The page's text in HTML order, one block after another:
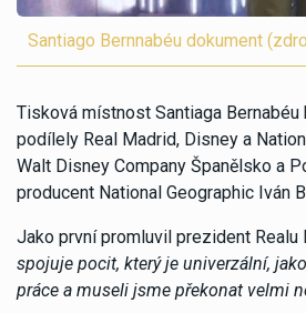
Santiago Bernnabéu dokument
Tisková místnost Santiaga
podílely Real Madrid, Disney a
Walt Disney Company Španělsko a
producent National Geographic Iván
Jako první promluvil prezident Realu
spojuje pocit, který je univerzální,
práce a museli jsme překonat velmi